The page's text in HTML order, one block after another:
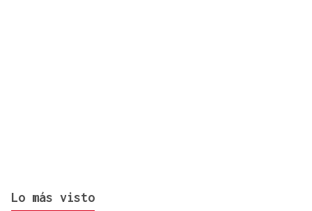
Lo más visto